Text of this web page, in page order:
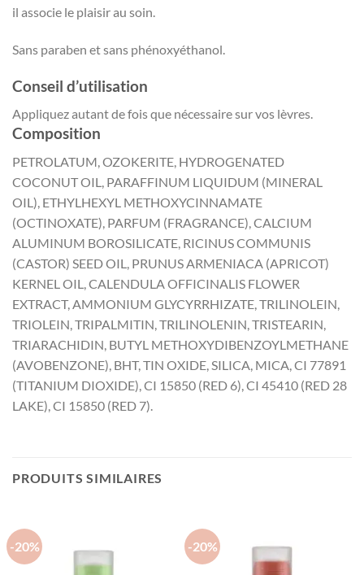
il associe le plaisir au soin.
Sans paraben et sans phénoxyéthanol.
Conseil d’utilisation
Appliquez autant de fois que nécessaire sur vos lèvres.
Composition
PETROLATUM, OZOKERITE, HYDROGENATED
COCONUT OIL, PARAFFINUM LIQUIDUM (MINERAL
OIL), ETHYLHEXYL METHOXYCINNAMATE
(OCTINOXATE), PARFUM (FRAGRANCE), CALCIUM
ALUMINUM BOROSILICATE, RICINUS COMMUNIS
(CASTOR) SEED OIL, PRUNUS ARMENIACA (APRICOT)
KERNEL OIL, CALENDULA OFFICINALIS FLOWER
EXTRACT, AMMONIUM GLYCYRRHIZATE, TRILINOLEIN,
TRIOLEIN, TRIPALMITIN, TRILINOLENIN, TRISTEARIN,
TRIARACHIDIN, BUTYL METHOXYDIBENZOYLMETHANE
(AVOBENZONE), BHT, TIN OXIDE, SILICA, MICA, CI 77891
(TITANIUM DIOXIDE), CI 15850 (RED 6), CI 45410 (RED 28
LAKE), CI 15850 (RED 7).
PRODUITS SIMILAIRES
-20% -20%